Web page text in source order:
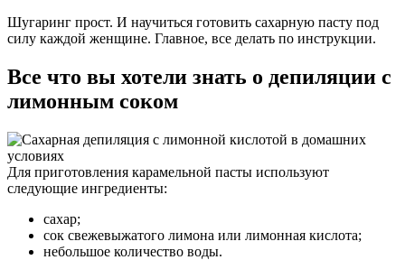
Шугаринг прост. И научиться готовить сахарную пасту под
силу каждой женщине. Главное, все делать по инструкции.
Все что вы хотели знать о депиляции с
лимонным соком
Для приготовления карамельной пасты используют
следующие ингредиенты:
сахар;
сок свежевыжатого лимона или лимонная кислота;
небольшое количество воды.